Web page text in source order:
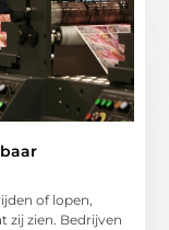
of lopen,
zij zien. Bedrijven